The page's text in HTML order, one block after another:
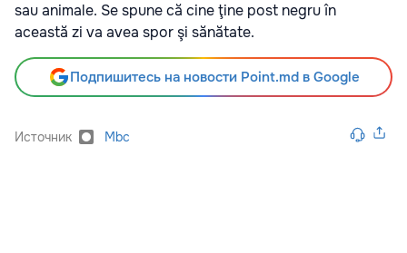
sau animale. Se spune că cine ţine post negru în
această zi va avea spor şi sănătate.
Подпишитесь на новости Point.md в Google
Источник Mbc